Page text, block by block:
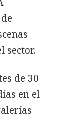
sector.
de 30
en el